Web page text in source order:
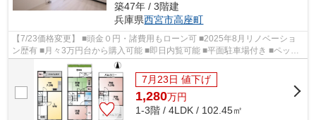
築47年 / 3階建
兵庫県西宮市高座町
【7/23価格変更】 ■頭金０円・諸費用もローン可 ■2025年8月リノベーショ
ン歴有 ■月々3万円台から購入可能 ■即日内覧可能 ■平面駐車場付き ■ペット2
匹可 ■専有面積約102.45平米、4LDK ...
7月23日 値下げ
1,280万円
1-3階 / 4LDK / 102.45㎡